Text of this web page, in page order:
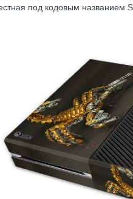
под кодовым названием